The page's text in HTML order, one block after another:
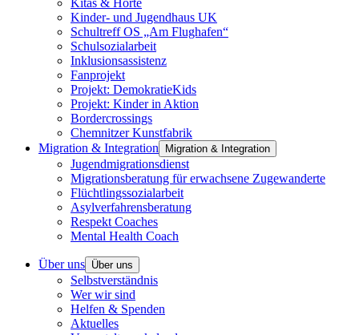
Kitas & Horte
Kinder- und Jugendhaus UK
Schultreff OS „Am Flughafen“
Schulsozialarbeit
Inklusionsassistenz
Fanprojekt
Projekt: DemokratieKids
Projekt: Kinder in Aktion
Bordercrossings
Chemnitzer Kunstfabrik
Migration & Integration
Migration & Integration
Jugendmigrationsdienst
Migrationsberatung für erwachsene Zugewanderte
Flüchtlingssozialarbeit
Asylverfahrensberatung
Respekt Coaches
Mental Health Coach
Über uns Über uns
Selbstverständnis
Wer wir sind
Helfen & Spenden
Aktuelles